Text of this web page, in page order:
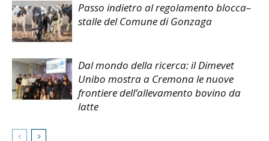
Passo indietro al regolamento blocca–
stalle del Comune di Gonzaga
Dal mondo della ricerca: il Dimevet
Unibo mostra a Cremona le nuove
frontiere dell’allevamento bovino da
latte